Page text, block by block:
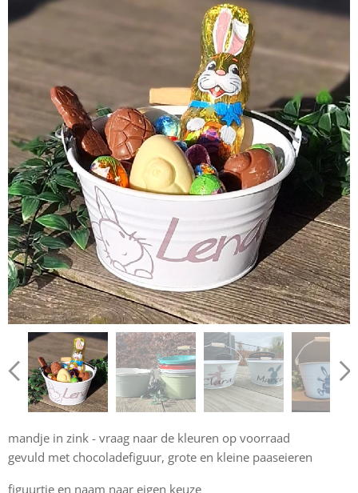
mandje in zink - vraag naar de kleuren op voorraad
gevuld met chocoladefiguur, grote en kleine paaseieren
figuurtje en naam naar eigen keuze